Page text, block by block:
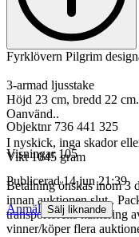
Fyrklövern Pilgrim
3-armad ljusstake
Höjd 23 cm, bredd 22
Oanvänd..
I nyskick, inga skador
Vikt 1045 gram
Betalning önskas inom 3
innan auktionen slut..
transportörens hantering
vinner/köper flera
Objektnr 736 441 325
Visningar 105
Publicerad 14 jun 21:39
Anmäl Sälj liknande